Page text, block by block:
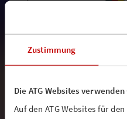
Zustimmung
Die ATG Websites
Auf den ATG Websites für